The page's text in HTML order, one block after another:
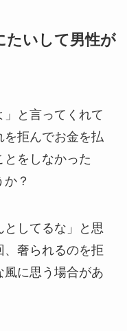
たいして男性が
」と言ってくれて
を拒んでお金を払
とをしなかった
？
としてるな」と思
、奢られるのを拒
に思う場合があ